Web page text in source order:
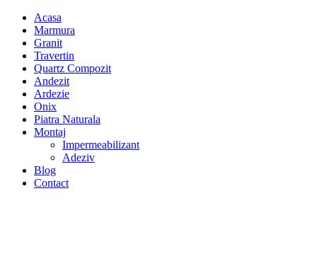
Acasa
Marmura
Granit
Travertin
Quartz Compozit
Andezit
Ardezie
Onix
Piatra Naturala
Montaj
Impermeabilizant
Adeziv
Blog
Contact